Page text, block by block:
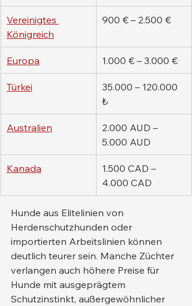
Vereinigtes
Königreich
900 € – 2.500 €
Europa 1.000 € – 3.000 €
Türkei
35.000 – 120.000
₺
Australien
2.000 AUD –
5.000 AUD
Kanada
1.500 CAD –
4.000 CAD
Hunde aus Elitelinien von
Herdenschutzhunden oder
importierten Arbeitslinien können
deutlich teurer sein. Manche Züchter
verlangen auch höhere Preise für
Hunde mit ausgeprägtem
Schutzinstinkt, außergewöhnlicher